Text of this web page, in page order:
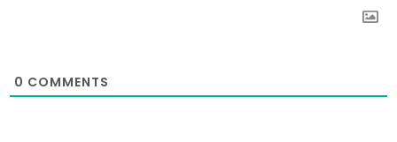
0 COMMENTS